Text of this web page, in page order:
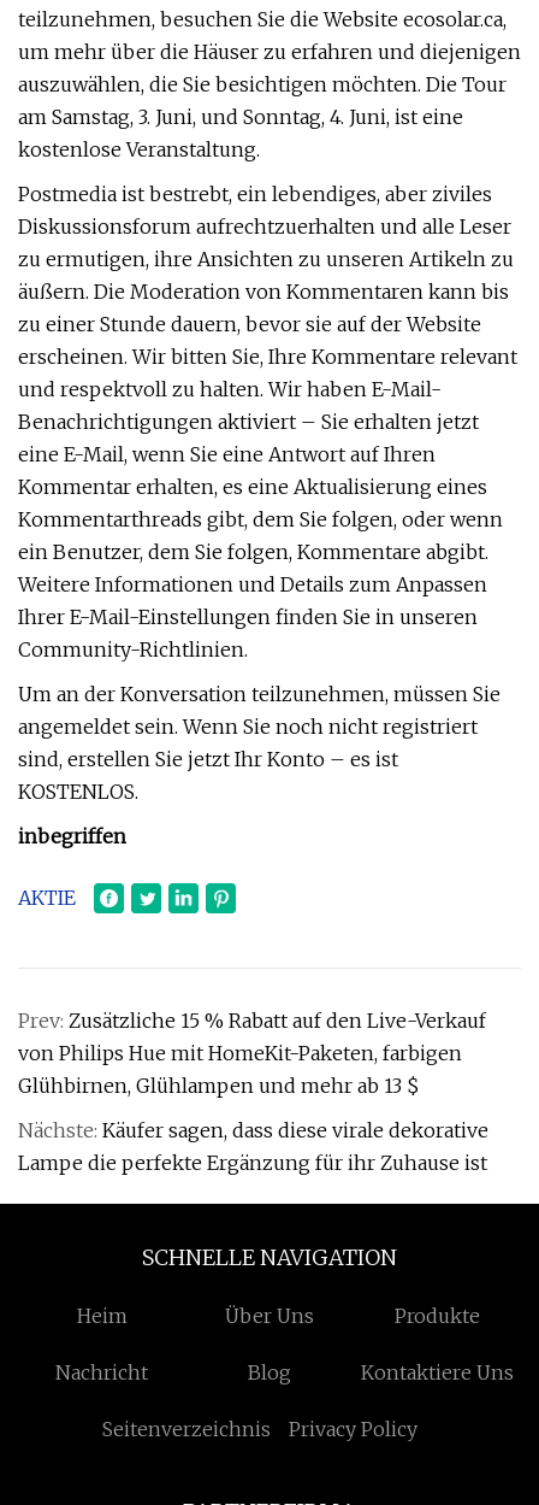
teilzunehmen, besuchen Sie die Website ecosolar.ca,
um mehr über die Häuser zu erfahren und diejenigen
auszuwählen, die Sie besichtigen möchten. Die Tour
am Samstag, 3. Juni, und Sonntag, 4. Juni, ist eine
kostenlose Veranstaltung.
Postmedia ist bestrebt, ein lebendiges, aber ziviles
Diskussionsforum aufrechtzuerhalten und alle Leser
zu ermutigen, ihre Ansichten zu unseren Artikeln zu
äußern. Die Moderation von Kommentaren kann bis
zu einer Stunde dauern, bevor sie auf der Website
erscheinen. Wir bitten Sie, Ihre Kommentare relevant
und respektvoll zu halten. Wir haben E-Mail-
Benachrichtigungen aktiviert – Sie erhalten jetzt
eine E-Mail, wenn Sie eine Antwort auf Ihren
Kommentar erhalten, es eine Aktualisierung eines
Kommentarthreads gibt, dem Sie folgen, oder wenn
ein Benutzer, dem Sie folgen, Kommentare abgibt.
Weitere Informationen und Details zum Anpassen
Ihrer E-Mail-Einstellungen finden Sie in unseren
Community-Richtlinien.
Um an der Konversation teilzunehmen, müssen Sie
angemeldet sein. Wenn Sie noch nicht registriert
sind, erstellen Sie jetzt Ihr Konto – es ist
KOSTENLOS.
inbegriffen
AKTIE
Prev: Zusätzliche 15 % Rabatt auf den Live-Verkauf
von Philips Hue mit HomeKit-Paketen, farbigen
Glühbirnen, Glühlampen und mehr ab 13 $
Nächste: Käufer sagen, dass diese virale dekorative
Lampe die perfekte Ergänzung für ihr Zuhause ist
SCHNELLE NAVIGATION
Heim Über Uns Produkte
Nachricht Blog Kontaktiere Uns
Seitenverzeichnis Privacy Policy